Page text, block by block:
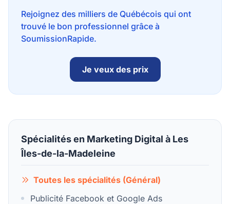
Rejoignez des milliers de Québécois qui ont
trouvé le bon professionnel grâce à
SoumissionRapide.
Je veux des prix
Spécialités en Marketing Digital à Les
Îles-de-la-Madeleine
Toutes les spécialités (Général)
Publicité Facebook et Google Ads